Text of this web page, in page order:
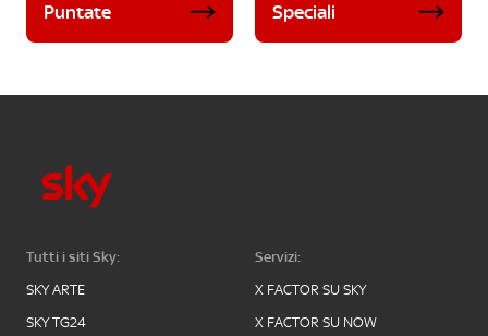
Puntate Speciali
Tutti i siti Sky:
SKY ARTE
SKY TG24
Servizi:
X FACTOR SU SKY
X FACTOR SU NOW